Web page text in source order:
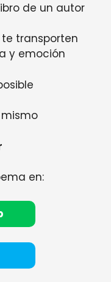
de un autor
transporten
y emoción
en: